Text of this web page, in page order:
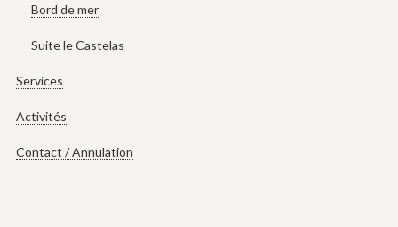
Bord de mer
Suite le Castelas
Services
Activités
Contact / Annulation